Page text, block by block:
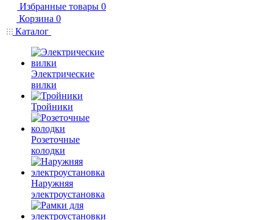
Избранные товары 0
Корзина 0
Каталог
Электрические
вилки
Тройники
Розеточные
колодки
Наружняя
электроустановка